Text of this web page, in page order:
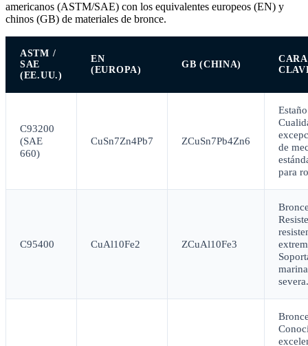
americanos (ASTM/SAE) con los equivalentes europeos (EN) y
chinos (GB) de materiales de bronce.
ASTM /
SAE
(EE.UU.)
EN
(EUROPA)
GB (CHINA)
C93200
(SAE
660)
CuSn7Zn4Pb7 ZCuSn7Pb4Zn6
de
para
C95400 CuAl10Fe2 ZCuAl10Fe3
severa.